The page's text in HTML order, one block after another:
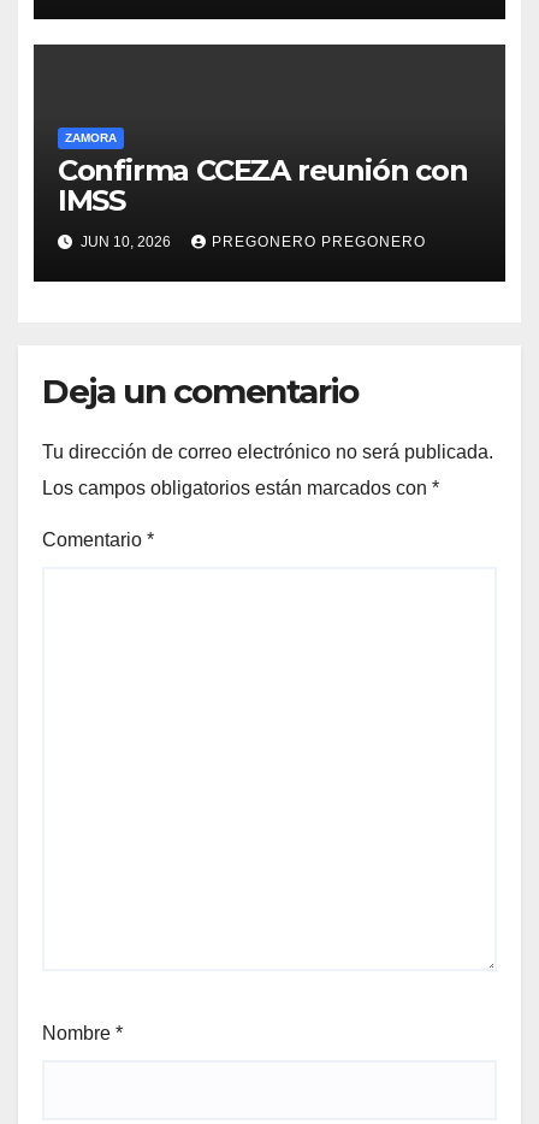
ZAMORA
Confirma CCEZA reunión con
IMSS
JUN 10, 2026 PREGONERO PREGONERO
Deja un comentario
Tu dirección de correo electrónico no será publicada.
Los campos obligatorios están marcados con *
Comentario *
Nombre *